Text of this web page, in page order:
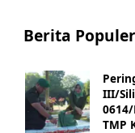
Berita Populer
III/
TMP